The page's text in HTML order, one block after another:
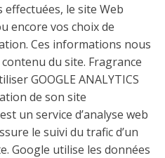
le site Web
encore vos choix de
Ces informations nous
du site. Fragrance
GOOGLE ANALYTICS
de son site
un service d’analyse web
le suivi du trafic d’un
Google utilise les données